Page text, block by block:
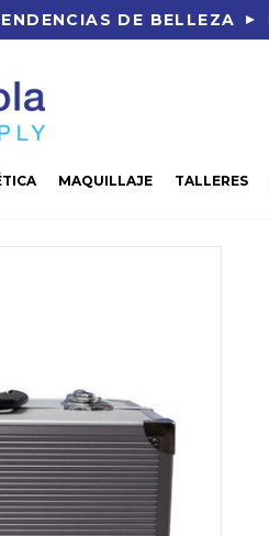
DE BELLEZA
MAQUILLAJE TALLERES